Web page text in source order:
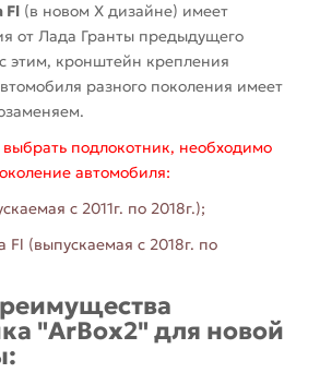
Fl (в новом Х дизайне) имеет
от Лада Гранты предыдущего
этим, кронштейн крепления
разного поколения имеет
подлокотник, необходимо
автомобиля:
с 2011г. по 2018г.);
Fl (выпускаемая с 2018г. по
"ArBox2" для новой